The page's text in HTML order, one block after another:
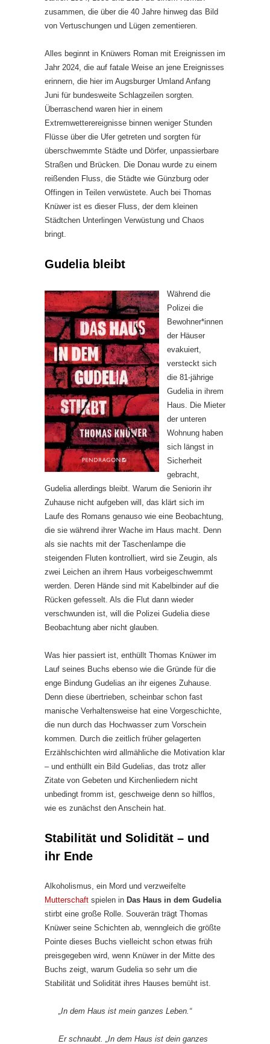
zusammen, die über die 40 Jahre hinweg das Bild
von Vertuschungen und Lügen zementieren.
Alles beginnt in Knüwers Roman mit Ereignissen im
Jahr 2024, die auf fatale Weise an jene Ereignisses
erinnern, die hier im Augsburger Umland Anfang
Juni für bundesweite Schlagzeilen sorgten.
Überraschend waren hier in einem
Extremwetterereignisse binnen weniger Stunden
Flüsse über die Ufer getreten und sorgten für
überschwemmte Städte und Dörfer, unpassierbare
Straßen und Brücken. Die Donau wurde zu einem
reißenden Fluss, die Städte wie Günzburg oder
Offingen in Teilen verwüstete. Auch bei Thomas
Knüwer ist es dieser Fluss, der dem kleinen
Städtchen Unterlingen Verwüstung und Chaos
bringt.
Gudelia bleibt
Während die
Polizei die
Bewohner*innen
der Häuser
evakuiert,
versteckt sich
die 81-jährige
Gudelia in ihrem
Haus. Die Mieter
der unteren
Wohnung haben
sich längst in
Sicherheit
gebracht,
Gudelia allerdings bleibt. Warum die Seniorin ihr
Zuhause nicht aufgeben will, das klärt sich im
Laufe des Romans genauso wie eine Beobachtung,
die sie während ihrer Wache im Haus macht. Denn
als sie nachts mit der Taschenlampe die
steigenden Fluten kontrolliert, wird sie Zeugin, als
zwei Leichen an ihrem Haus vorbeigeschwemmt
werden. Deren Hände sind mit Kabelbinder auf die
Rücken gefesselt. Als die Flut dann wieder
verschwunden ist, will die Polizei Gudelia diese
Beobachtung aber nicht glauben.
Was hier passiert ist, enthüllt Thomas Knüwer im
Lauf seines Buchs ebenso wie die Gründe für die
enge Bindung Gudelias an ihr eigenes Zuhause.
Denn diese übertrieben, scheinbar schon fast
manische Verhaltensweise hat eine Vorgeschichte,
die nun durch das Hochwasser zum Vorschein
kommen. Durch die zeitlich früher gelagerten
Erzählschichten wird allmähliche die Motivation klar
– und enthüllt ein Bild Gudelias, das trotz aller
Zitate von Gebeten und Kirchenliedern nicht
unbedingt fromm ist, geschweige denn so hilflos,
wie es zunächst den Anschein hat.
Stabilität und Solidität – und
ihr Ende
Alkoholismus, ein Mord und verzweifelte
Mutterschaft spielen in Das Haus in dem Gudelia
stirbt eine große Rolle. Souverän trägt Thomas
Knüwer seine Schichten ab, wenngleich die größte
Pointe dieses Buchs vielleicht schon etwas früh
preisgegeben wird, wenn Knüwer in der Mitte des
Buchs zeigt, warum Gudelia so sehr um die
Stabilität und Solidität ihres Hauses bemüht ist.
„In dem Haus ist mein ganzes Leben.“
Er schnaubt. „In dem Haus ist dein ganzes